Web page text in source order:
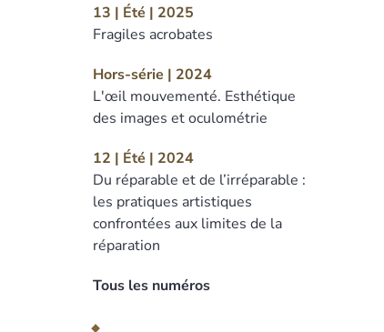
13 | Été | 2025
Fragiles acrobates
Hors-série | 2024
L'œil mouvementé. Esthétique
des images et oculométrie
12 | Été | 2024
Du réparable et de l’irréparable :
les pratiques artistiques
confrontées aux limites de la
réparation
Tous les numéros